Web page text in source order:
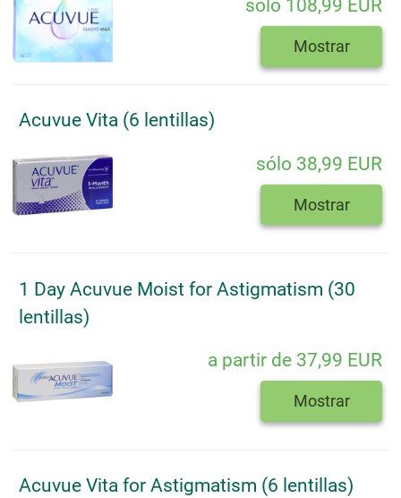
sólo 108,99 EUR
Mostrar
Acuvue Vita (6 lentillas)
sólo 38,99 EUR
Mostrar
1 Day Acuvue Moist for Astigmatism (30
lentillas)
a partir de 37,99 EUR
Mostrar
Acuvue Vita for Astigmatism (6 lentillas)